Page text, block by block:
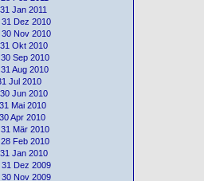
Jan 2011
Dez 2010
Nov 2010
Okt 2010
Sep 2010
Aug 2010
Jul 2010
Jun 2010
Mai 2010
Apr 2010
Mär 2010
Feb 2010
Jan 2010
Dez 2009
Nov 2009